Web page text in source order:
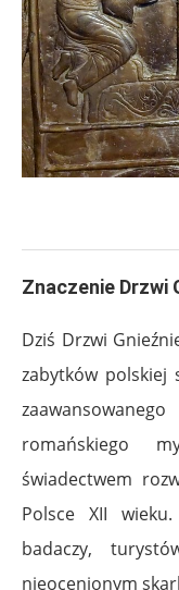
Znaczenie Drzwi
Dziś Drzwi
zabytków polskiej
romańskiego
świadectwem
Polsce XII
badaczy,
nieocenionym